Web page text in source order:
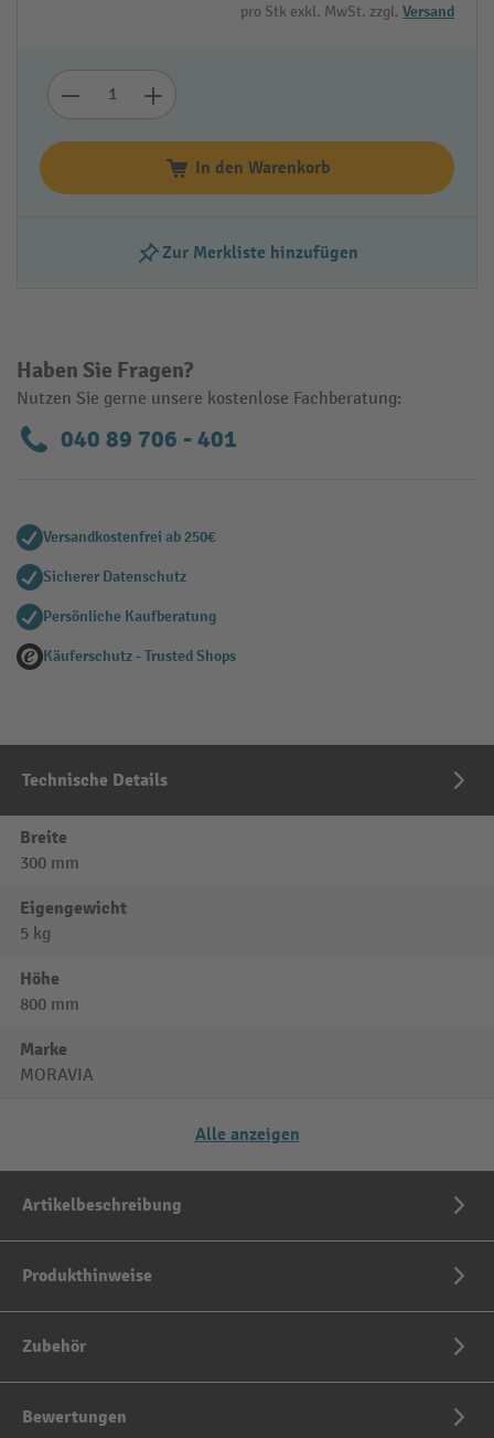
pro Stk exkl. MwSt. zzgl. Versand
In den Warenkorb
Zur Merkliste hinzufügen
Haben Sie Fragen?
Nutzen Sie gerne unsere kostenlose Fachberatung:
040 89 706 - 401
Versandkostenfrei ab 250€
Sicherer Datenschutz
Persönliche Kaufberatung
Käuferschutz - Trusted Shops
Technische Details
Breite
300 mm
Eigengewicht
5 kg
Höhe
800 mm
Marke
MORAVIA
Alle anzeigen
Artikelbeschreibung
Produkthinweise
Zubehör
Bewertungen